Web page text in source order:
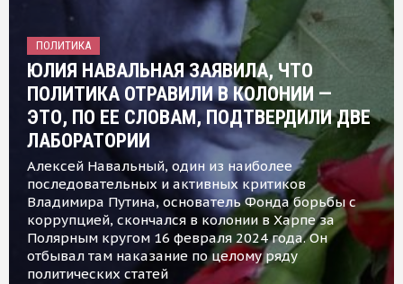
ПОЛИТИКА
ЮЛИЯ НАВАЛЬНАЯ ЗАЯВИЛА, ЧТО
ПОЛИТИКА ОТРАВИЛИ В КОЛОНИИ —
ЭТО, ПО ЕЕ СЛОВАМ, ПОДТВЕРДИЛИ ДВЕ
ЛАБОРАТОРИИ
Алексей Навальный, один из наиболее
последовательных и активных критиков
Владимира Путина, основатель Фонда борьбы с
коррупцией, скончался в колонии в Харпе за
Полярным кругом 16 февраля 2024 года. Он
отбывал там наказание по целому ряду
политических статей